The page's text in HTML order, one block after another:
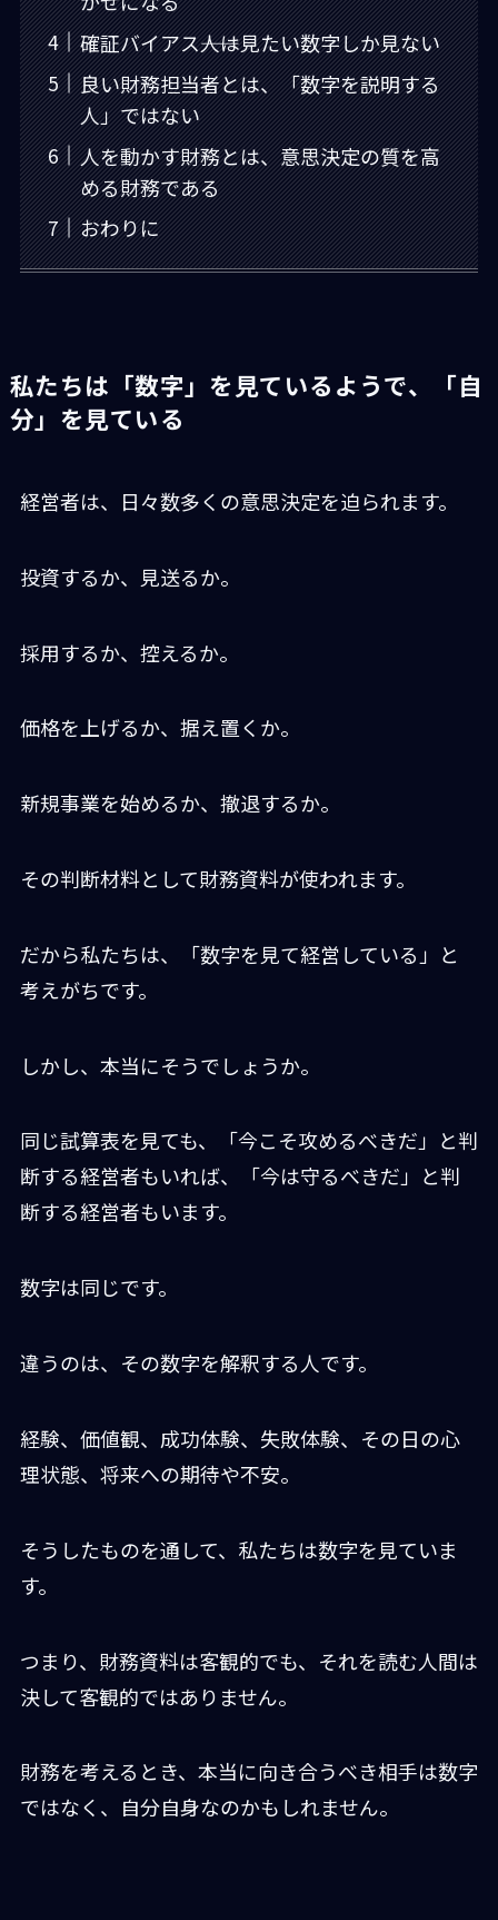
確証バイアス――人は見たい数字しか見ない
良い財務担当者とは、「数字を説明する
人」ではない
人を動かす財務とは、意思決定の質を高
める財務である
おわりに
私たちは「数字」を見ているようで、「自
分」を見ている
経営者は、日々数多くの意思決定を迫られます。
投資するか、見送るか。
採用するか、控えるか。
価格を上げるか、据え置くか。
新規事業を始めるか、撤退するか。
その判断材料として財務資料が使われます。
だから私たちは、「数字を見て経営している」と
考えがちです。
しかし、本当にそうでしょうか。
同じ試算表を見ても、「今こそ攻めるべきだ」と判
断する経営者もいれば、「今は守るべきだ」と判
断する経営者もいます。
数字は同じです。
違うのは、その数字を解釈する人です。
経験、価値観、成功体験、失敗体験、その日の心
理状態、将来への期待や不安。
そうしたものを通して、私たちは数字を見ていま
す。
つまり、財務資料は客観的でも、それを読む人間は
決して客観的ではありません。
財務を考えるとき、本当に向き合うべき相手は数字
ではなく、自分自身なのかもしれません。